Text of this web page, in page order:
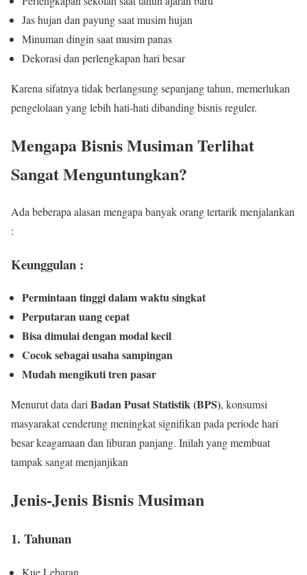
Jas hujan dan payung saat musim hujan
Minuman dingin saat musim panas
Dekorasi dan perlengkapan hari besar
Karena sifatnya tidak berlangsung sepanjang tahun, memerlukan
pengelolaan yang lebih hati-hati dibanding bisnis reguler.
Mengapa Bisnis Musiman Terlihat
Sangat Menguntungkan?
Ada beberapa alasan mengapa banyak orang tertarik menjalankan
:
Keunggulan :
Permintaan tinggi dalam waktu singkat
Perputaran uang cepat
Bisa dimulai dengan modal kecil
Cocok sebagai usaha sampingan
Mudah mengikuti tren pasar
Menurut data dariBadan Pusat Statistik (BPS), konsumsi
masyarakat cenderung meningkat signifikan pada periode hari
besar keagamaan dan liburan panjang. Inilah yang membuat
tampak sangat menjanjikan
Jenis-Jenis Bisnis Musiman
1. Tahunan
Kue Lebaran